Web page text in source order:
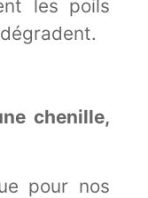
les poils
chenille,
pour nos